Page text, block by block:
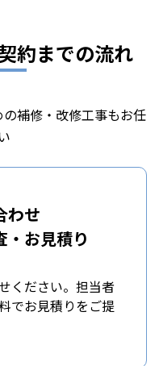
約までの流れ
補修・改修工事もお任
わせ
・お見積り
ください。担当者
でお見積りをご提